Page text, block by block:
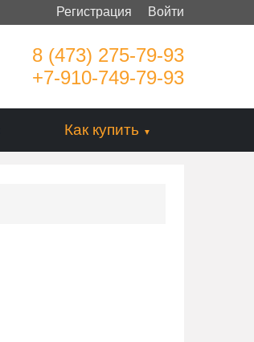
Войти
Регистрация
8 (473) 275-79-93
+7-910-749-79-93
Как купить